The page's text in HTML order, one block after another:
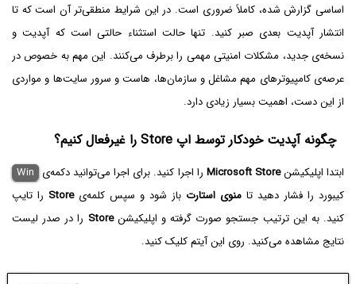
اساسی گزارش شده، کاملاً ضروری است. در این شرایط منطقی‌تر آن است که تا
انتشار آپدیت بعدی صبر کنید. تنها حالت استثناء حالتی است که آپدیت و
نسخه‌ی جدید، مشکلات امنیتی مهمی را برطرف می‌کنند. این مهم به خصوص در
عرصه‌ی کامپیوترهای مهم مشاغل و سازمان‌ها، هاست و سرور سایت‌ها و مواردی
از این دست، اهمیت بسیار زیادی دارد.
چگونه آپدیت خودکار توسط اپ Store را غیرفعال کنیم؟
ابتدا اپلیکیشنMicrosoft Store را اجرا کنید. برای اجرا می‌توانید دکمه‌ی Win
کیبورد را فشار دهید تا منوی استارت باز شود و سپس کلمه‌یStore را تایپ
کنید. به این ترتیب جستجو صورت گرفته و اپلیکیشنStore را در صدر لیست
نتایج مشاهده می‌کنید. روی این آیتم کلیک کنید.